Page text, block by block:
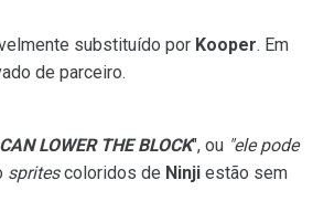
substituído por Kooper. Em
de parceiro.
LOWER THE BLOCK", ou "ele pode
spritescoloridos de Ninji estão sem